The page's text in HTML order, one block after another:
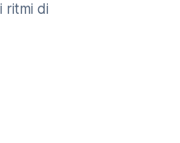
ritmi di